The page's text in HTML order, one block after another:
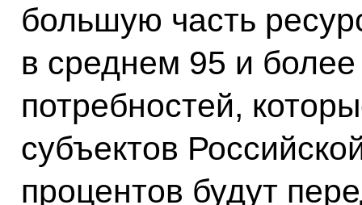
большую часть
в среднем 95 и более
потребностей,
субъектов
процентов будут